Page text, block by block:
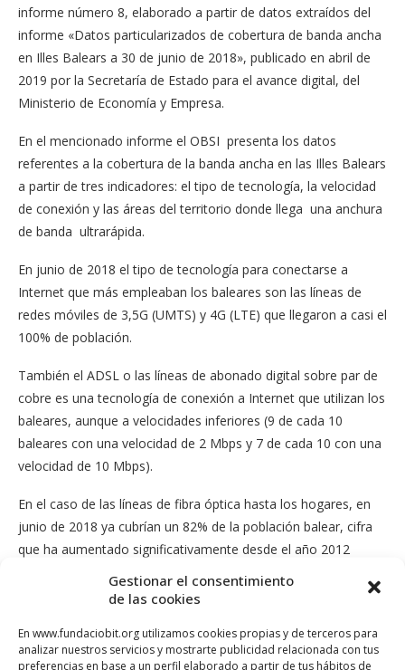
Gestionar el consentimiento
de las cookies
En www.fundaciobit.org utilizamos cookies propias y de terceros para
analizar nuestros servicios y mostrarte publicidad relacionada con tus
preferencias en base a un perfil elaborado a partir de tus hábitos de
informe número 8, elaborado a partir de datos extraídos del
informe «Datos particularizados de cobertura de banda ancha
en Illes Balears a 30 de junio de 2018», publicado en abril de
2019 por la Secretaría de Estado para el avance digital, del
Ministerio de Economía y Empresa.
En el mencionado informe el OBSI presenta los datos
referentes a la cobertura de la banda ancha en las Illes Balears
a partir de tres indicadores: el tipo de tecnología, la velocidad
de conexión y las áreas del territorio donde llega una anchura
de banda ultrarápida.
En junio de 2018 el tipo de tecnología para conectarse a
Internet que más empleaban los baleares son las líneas de
redes móviles de 3,5G (UMTS) y 4G (LTE) que llegaron a casi el
100% de población.
También el ADSL o las líneas de abonado digital sobre par de
cobre es una tecnología de conexión a Internet que utilizan los
baleares, aunque a velocidades inferiores (9 de cada 10
baleares con una velocidad de 2 Mbps y 7 de cada 10 con una
velocidad de 10 Mbps).
En el caso de las líneas de fibra óptica hasta los hogares, en
junio de 2018 ya cubrían un 82% de la población balear, cifra
que ha aumentado significativamente desde el año 2012
donde esta tecnología tenía un despliegue casi nulo en las Illes
En cuanto a la velocidad, en los últimos 2 años la cobertura
por velocidad superior o igual a 100 Mbps ha aumentado un